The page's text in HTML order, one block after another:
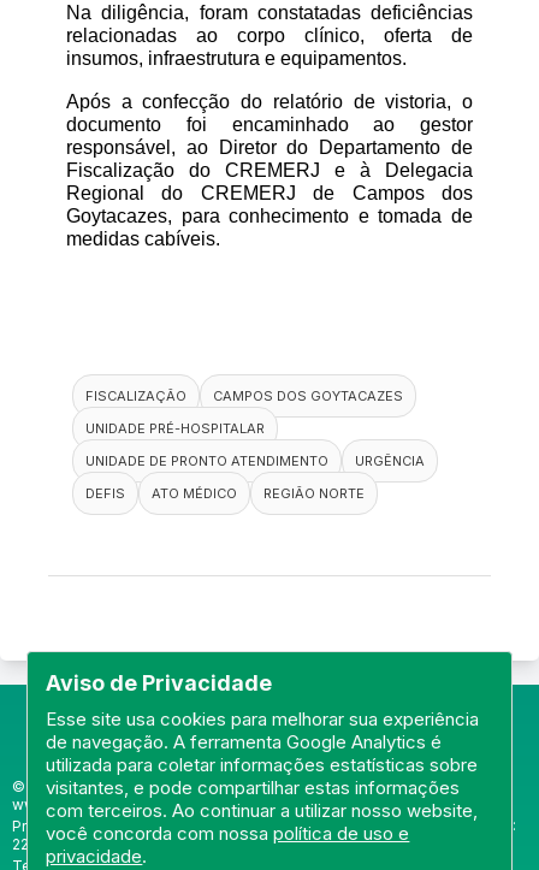
Aviso de Privacidade
Esse site usa cookies para melhorar sua experiência
de navegação. A ferramenta Google Analytics é
utilizada para coletar informações estatísticas sobre
visitantes, e pode compartilhar estas informações
com terceiros. Ao continuar a utilizar nosso website,
você concorda com nossapolítica de uso e
privacidade.
Na diligência, foram constatadas deficiências
relacionadas ao corpo clínico, oferta de
insumos, infraestrutura e equipamentos.
Após a confecção do relatório de vistoria, o
documento foi encaminhado ao gestor
responsável, ao Diretor do Departamento de
Fiscalização do CREMERJ e à Delegacia
Regional do CREMERJ de Campos dos
Goytacazes, para conhecimento e tomada de
medidas cabíveis.
FISCALIZAÇÃO
CAMPOS DOS GOYTACAZES
UNIDADE PRÉ-HOSPITALAR
UNIDADE DE PRONTO ATENDIMENTO
URGÊNCIA
DEFIS
ATO MÉDICO REGIÃO NORTE
© Portal do Conselho Regional de Medicina do Rio de Janeiro -
www.cremerj.org.br
Praia de Botafogo (228), loja 119b - Botafogo - Rio de Janeiro/RJ - CEP:
22250-145
Tel: (21) 3184-7050 /